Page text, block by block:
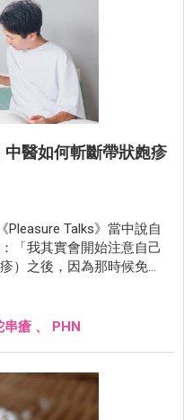
中醫如何斬斷帶狀皰疹
Talks》當中說自
「我其實會開始注意自己
）之後，因為那時候免疫
那時開始，我就發現自己
串瘡 、 PHN